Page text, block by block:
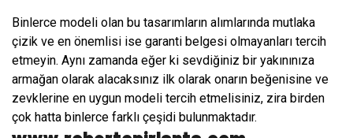
Binlerce modeli olan bu tasarımların alımlarında mutlaka
çizik ve en önemlisi ise garanti belgesi olmayanları tercih
etmeyin. Aynı zamanda eğer ki sevdiğiniz bir yakınınıza
armağan olarak alacaksınız ilk olarak onarın beğenisine ve
zevklerine en uygun modeli tercih etmelisiniz, zira birden
çok hatta binlerce farklı çeşidi bulunmaktadır.